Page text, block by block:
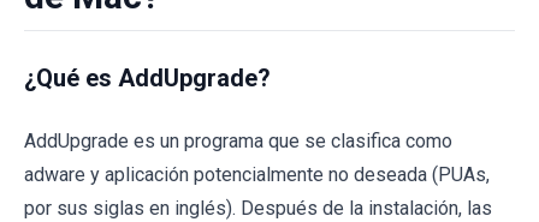
¿Qué es AddUpgrade?
AddUpgrade es un programa que se clasifica como
adware y aplicación potencialmente no deseada (PUAs,
por sus siglas en inglés). Después de la instalación, las